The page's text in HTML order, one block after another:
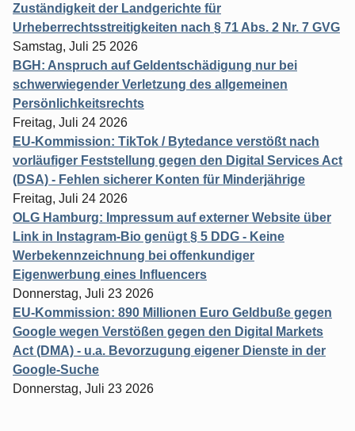
Zuständigkeit der Landgerichte für
Urheberrechtsstreitigkeiten nach § 71 Abs. 2 Nr. 7 GVG
Samstag, Juli 25 2026
BGH: Anspruch auf Geldentschädigung nur bei
schwerwiegender Verletzung des allgemeinen
Persönlichkeitsrechts
Freitag, Juli 24 2026
EU-Kommission: TikTok / Bytedance verstößt nach
vorläufiger Feststellung gegen den Digital Services Act
(DSA) - Fehlen sicherer Konten für Minderjährige
Freitag, Juli 24 2026
OLG Hamburg: Impressum auf externer Website über
Link in Instagram-Bio genügt § 5 DDG - Keine
Werbekennzeichnung bei offenkundiger
Eigenwerbung eines Influencers
Donnerstag, Juli 23 2026
EU-Kommission: 890 Millionen Euro Geldbuße gegen
Google wegen Verstößen gegen den Digital Markets
Act (DMA) - u.a. Bevorzugung eigener Dienste in der
Google-Suche
Donnerstag, Juli 23 2026